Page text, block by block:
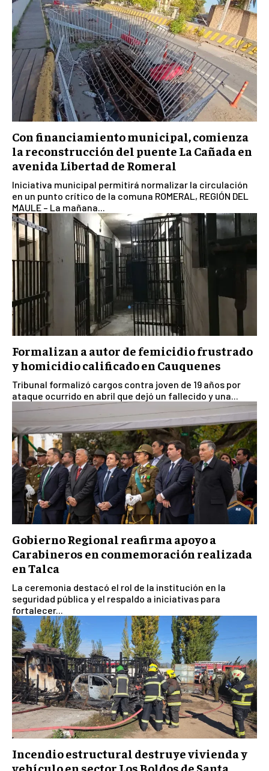
Con financiamiento municipal, comienza
la reconstrucción del puente La Cañada en
avenida Libertad de Romeral
Iniciativa municipal permitirá normalizar la circulación
en un punto crítico de la comuna ROMERAL, REGIÓN DEL
MAULE – La mañana...
Formalizan a autor de femicidio frustrado
y homicidio calificado en Cauquenes
Tribunal formalizó cargos contra joven de 19 años por
ataque ocurrido en abril que dejó un fallecido y una...
Gobierno Regional reafirma apoyo a
Carabineros en conmemoración realizada
en Talca
La ceremonia destacó el rol de la institución en la
seguridad pública y el respaldo a iniciativas para
fortalecer...
Incendio estructural destruye vivienda y
vehículo en sector Los Boldos de Santa